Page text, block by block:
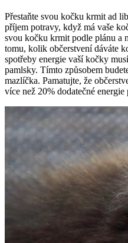
Přestaňte svou kočku krmit ad
příjem potravy, když má vaše
svou kočku krmit podle plánu a
tomu, kolik občerstvení dáváte
spotřeby energie vaší kočky
pamlsky. Tímto způsobem
mazlíčka. Pamatujte, že
více než 20% dodatečné energie